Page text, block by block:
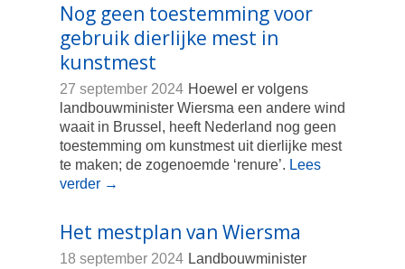
Nog geen toestemming voor
gebruik dierlijke mest in
kunstmest
27 september 2024 Hoewel er volgens
landbouwminister Wiersma een andere wind
waait in Brussel, heeft Nederland nog geen
toestemming om kunstmest uit dierlijke mest
te maken; de zogenoemde ‘renure’. Lees
verder →
Het mestplan van Wiersma
18 september 2024 Landbouwminister